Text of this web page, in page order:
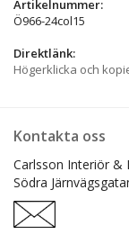
Artikelnummer:
Ö966-24col15
Direktlänk:
Högerklicka och
Kontakta oss
Carlsson Interiör &
Södra